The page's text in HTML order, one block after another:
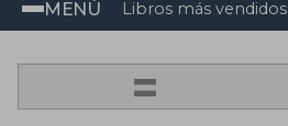
MENÚ Libros más vendidos
=